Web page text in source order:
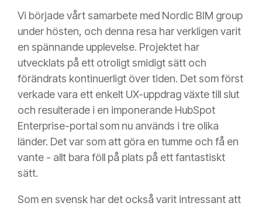
Vi började vårt samarbete med Nordic BIM group
under hösten, och denna resa har verkligen varit
en spännande upplevelse. Projektet har
utvecklats på ett otroligt smidigt sätt och
förändrats kontinuerligt över tiden. Det som först
verkade vara ett enkelt UX-uppdrag växte till slut
och resulterade i en imponerande HubSpot
Enterprise-portal som nu används i tre olika
länder. Det var som att göra en tumme och få en
vante - allt bara föll på plats på ett fantastiskt
sätt.
Som en svensk har det också varit intressant att